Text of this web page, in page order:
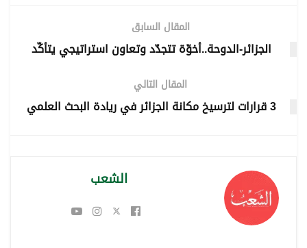
المقال السابق
الجزائر-الدوحة..أخوّة تتجدّد وتعاون استراتيجي يتأكّد
المقال التالي
3 قرارات لترسيخ مكانة الجزائر في ريادة البحث العلمي
الشعب